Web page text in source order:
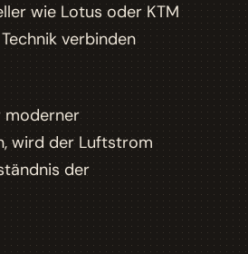
wie Lotus oder KTM
verbinden
moderner
wird der Luftstrom
der